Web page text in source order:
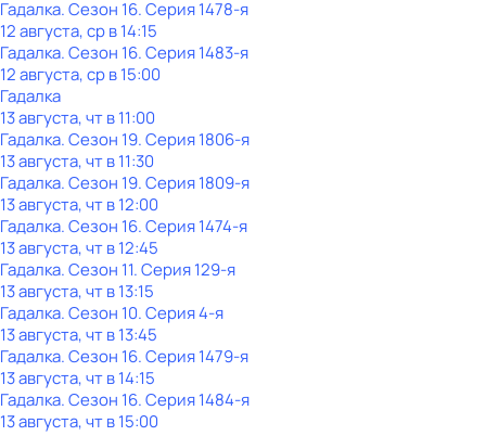
Гадалка. Сезон 16. Серия 1478-я
12 августа, ср в 14:15
Гадалка. Сезон 16. Серия 1483-я
12 августа, ср в 15:00
Гадалка
13 августа, чт в 11:00
Гадалка. Сезон 19. Серия 1806-я
13 августа, чт в 11:30
Гадалка. Сезон 19. Серия 1809-я
13 августа, чт в 12:00
Гадалка. Сезон 16. Серия 1474-я
13 августа, чт в 12:45
Гадалка. Сезон 11. Серия 129-я
13 августа, чт в 13:15
Гадалка. Сезон 10. Серия 4-я
13 августа, чт в 13:45
Гадалка. Сезон 16. Серия 1479-я
13 августа, чт в 14:15
Гадалка. Сезон 16. Серия 1484-я
13 августа, чт в 15:00